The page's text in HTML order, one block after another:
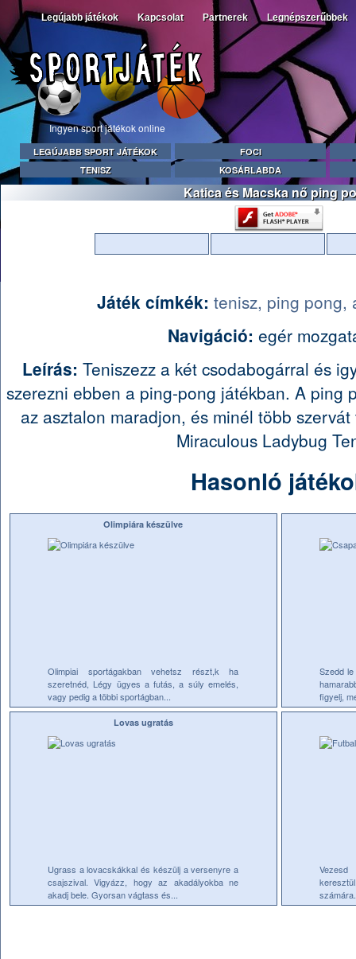
Legújabb játékok Kapcsolat Partnerek Legnépszerűbbek
Ingyen sport játékok online
LEGÚJABB SPORT JÁTÉKOK
FOCI
TENISZ
KOSÁRLABDA
Katica és Macska nő ping
Játék címkék: tenisz, ping pong,
Navigáció: egér
Leírás: Teniszezz a két csodabogárral és
szerezni ebben a ping-pong játékban. A ping
az asztalon maradjon, és minél több
Miraculous Ladybug
Hasonló
Olimpiára készülve
Olimpiai sportágakban vehetsz részt,k ha
szeretnéd, Légy ügyes a futás, a súly emelés,
vagy pedig a többi sportágban...
Szedd
figyelj,
Lovas ugratás
Ugrass a lovacskákkal és készülj a versenyre a
csajszival. Vigyázz, hogy az akadályokba ne
akadj bele. Gyorsan vágtass és...
Vezesd